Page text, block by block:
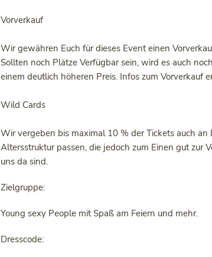
Vorverkauf
Wir gewähren Euch für dieses Event einen
Sollten noch Plätze Verfügbar sein, wird es auch
einem deutlich höheren Preis. Infos zum Vorverkauf
Wild Cards
Wir vergeben bis maximal 10 % der Tickets auch an
Altersstruktur passen, die jedoch zum Einen gut zur
uns da sind.
Zielgruppe:
Young sexy People mit Spaß am Feiern und mehr.
Dresscode: